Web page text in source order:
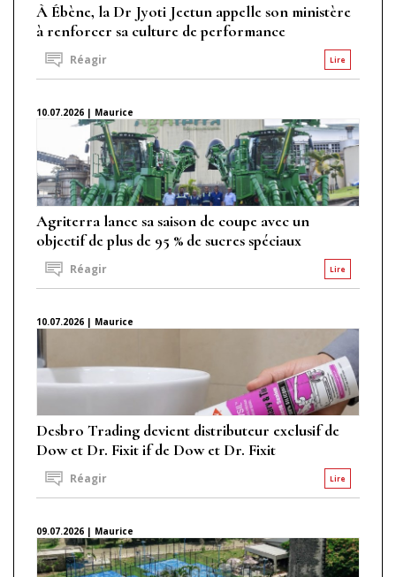
À Ébène, la Dr Jyoti Jeetun appelle son ministère
à renforcer sa culture de performance
Lire
Réagir
10.07.2026 | Maurice
Agriterra lance sa saison de coupe avec un
objectif de plus de 95 % de sucres spéciaux
Lire
Réagir
10.07.2026 | Maurice
Desbro Trading devient distributeur exclusif de
Dow et Dr. Fixit if de Dow et Dr. Fixit
Lire
Réagir
09.07.2026 | Maurice